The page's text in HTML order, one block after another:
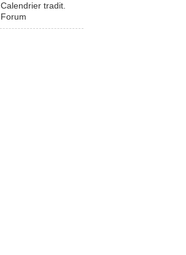
Calendrier tradit.
Forum